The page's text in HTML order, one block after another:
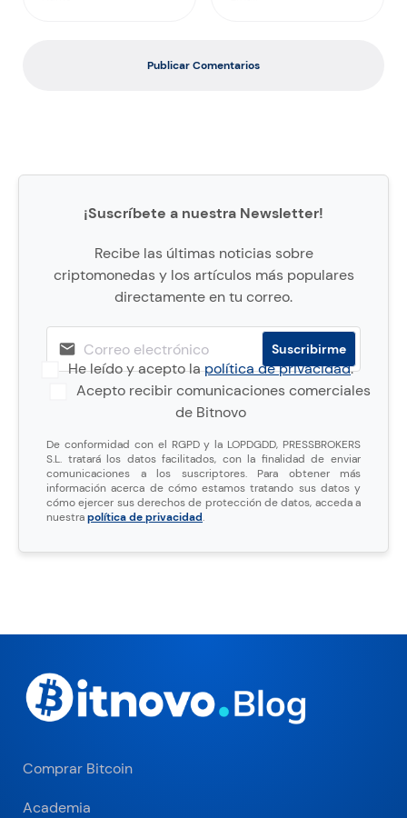
Publicar Comentarios
¡Suscríbete a nuestra Newsletter!
Recibe las últimas noticias sobre
criptomonedas y los artículos más populares
directamente en tu correo.
He leído y acepto lapolítica de privacidad.
Acepto recibir comunicaciones comerciales
de Bitnovo
De conformidad con el RGPD y la LOPDGDD, PRESSBROKERS
S.L. tratará los datos facilitados, con la finalidad de enviar
comunicaciones a los suscriptores. Para obtener más
información acerca de cómo estamos tratando sus datos y
cómo ejercer sus derechos de protección de datos, acceda a
nuestrapolítica de privacidad.
Comprar Bitcoin
Academia